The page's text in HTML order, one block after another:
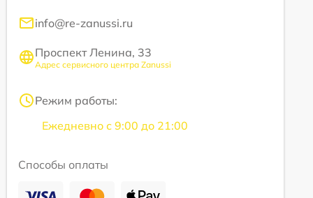
info@re-zanussi.ru
Проспект Ленина, 33
Адрес сервисного центра Zanussi
Режим работы:
Ежедневно с 9:00 до 21:00
Способы оплаты